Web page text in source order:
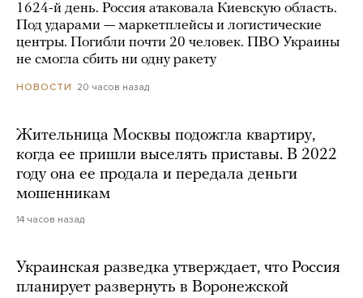
1624-й день. Россия атаковала Киевскую область.
Под ударами — маркетплейсы и логистические
центры. Погибли почти 20 человек. ПВО Украины
не смогла сбить ни одну ракету
НОВОСТИ 20 часов назад
Жительница Москвы подожгла квартиру,
когда ее пришли выселять приставы. В 2022
году она ее продала и передала деньги
мошенникам
14 часов назад
Украинская разведка утверждает, что Россия
планирует развернуть в Воронежской